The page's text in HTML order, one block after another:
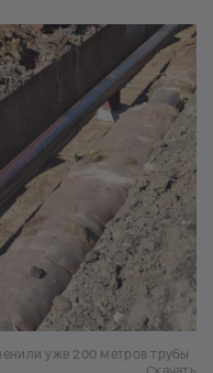
уже 200 метров трубы